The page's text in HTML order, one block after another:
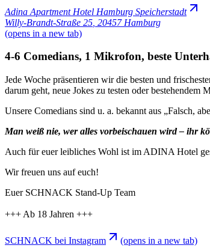
Adina Apartment Hotel Hamburg Speicherstadt
Willy-Brandt-Straße 25 20457 Hamburg
(opens in a new tab)
4-6 Comedians, 1 Mikrofon, beste
Jede Woche präsentieren wir die besten und
darum geht, neue Jokes zu testen oder bestehendem
Unsere Comedians sind u. a. bekannt aus „Falsch,
Man weiß nie, wer alles vorbeischauen wird – ihr
Auch für euer leibliches Wohl ist im ADINA Hotel
Wir freuen uns auf euch!
Euer SCHNACK Stand-Up Team
+++ Ab 18 Jahren +++
SCHNACK bei Instagram (opens in a new tab)